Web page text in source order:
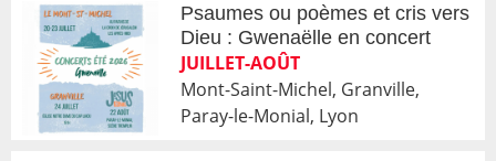
Psaumes ou poèmes et cris vers
Dieu : Gwenaëlle en concert
JUILLET-AOÛT
Mont-Saint-Michel, Granville,
Paray-le-Monial, Lyon